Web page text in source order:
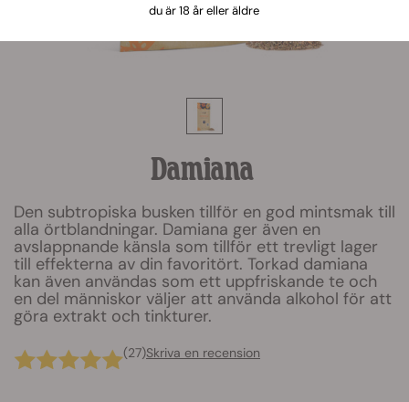
Damiana
Den subtropiska busken tillför en god mintsmak till
alla örtblandningar. Damiana ger även en
avslappnande känsla som tillför ett trevligt lager
till effekterna av din favoritört. Torkad damiana
kan även användas som ett uppfriskande te och
en del människor väljer att använda alkohol för att
göra extrakt och tinkturer.
(27)Skriva en recension
du är 18 år eller äldre